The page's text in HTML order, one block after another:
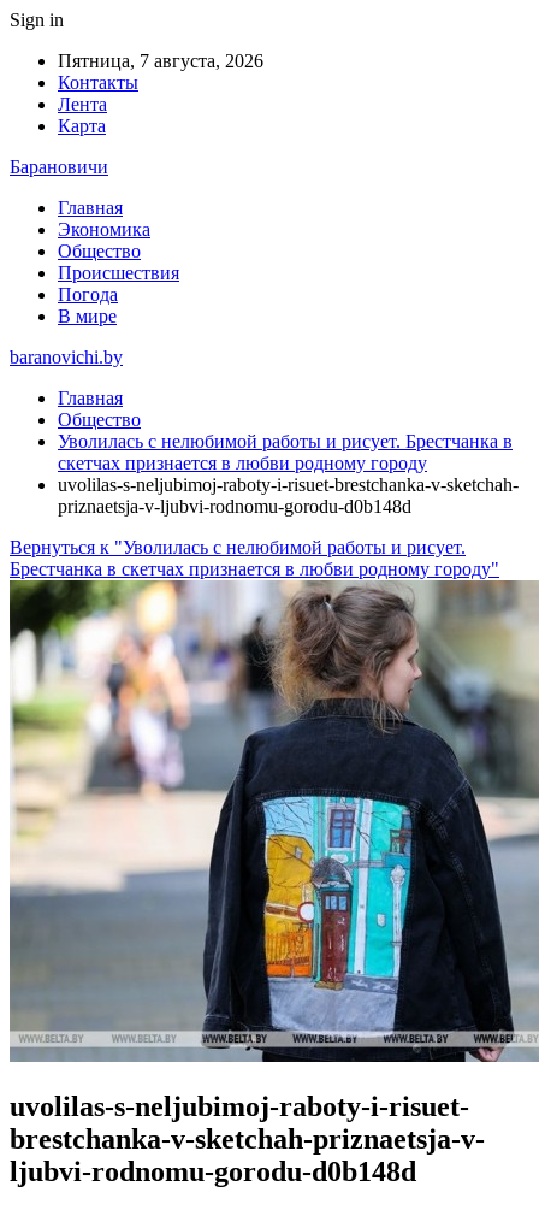
Sign in
Пятница, 7 августа, 2026
Контакты
Лента
Карта
Барановичи
Главная
Экономика
Общество
Происшествия
Погода
В мире
baranovichi.by
Главная
Общество
Уволилась с нелюбимой работы и рисует. Брестчанка в
скетчах признается в любви родному городу
uvolilas-s-neljubimoj-raboty-i-risuet-brestchanka-v-sketchah-
priznaetsja-v-ljubvi-rodnomu-gorodu-d0b148d
Вернуться к "Уволилась с нелюбимой работы и рисует.
Брестчанка в скетчах признается в любви родному городу"
uvolilas-s-neljubimoj-raboty-i-risuet-
brestchanka-v-sketchah-priznaetsja-v-
ljubvi-rodnomu-gorodu-d0b148d